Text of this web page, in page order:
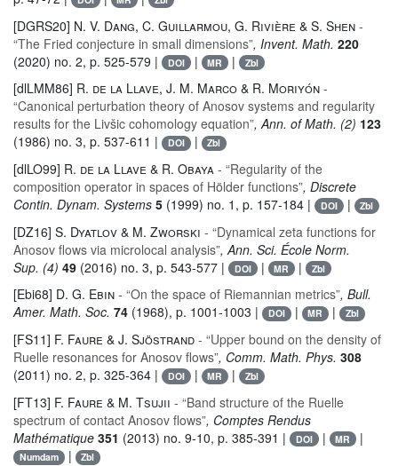
[DGRS20] N. V. Dang, C. Guillarmou, G. Rivière & S. Shen -
“The Fried conjecture in small dimensions”, Invent. Math. 220
(2020) no. 2, p. 525-579 |
DOI | MR | Zbl
[dlLMM86] R. de la Llave, J. M. Marco & R. Moriyón -
“Canonical perturbation theory of Anosov systems and regularity
results for the Livšic cohomology equation”, Ann. of Math. (2) 123
(1986) no. 3, p. 537-611 |
DOI | Zbl
[dlLO99] R. de la Llave & R. Obaya - “Regularity of the
composition operator in spaces of Hölder functions”, Discrete
Contin. Dynam. Systems 5 (1999) no. 1, p. 157-184 | DOI | Zbl
[DZ16] S. Dyatlov & M. Zworski - “Dynamical zeta functions for
Anosov flows via microlocal analysis”, Ann. Sci. École Norm.
Sup. (4) 49 (2016) no. 3, p. 543-577 | DOI | MR | Zbl
[Ebi68] D. G. Ebin - “On the space of Riemannian metrics”, Bull.
Amer. Math. Soc. 74 (1968), p. 1001-1003 | DOI | MR | Zbl
[FS11] F. Faure & J. Sjöstrand - “Upper bound on the density of
Ruelle resonances for Anosov flows”, Comm. Math. Phys. 308
(2011) no. 2, p. 325-364 |
DOI | MR | Zbl
[FT13] F. Faure & M. Tsujii - “Band structure of the Ruelle
spectrum of contact Anosov flows”, Comptes Rendus
Mathématique 351 (2013) no. 9-10, p. 385-391 | DOI | MR |
Numdam | Zbl